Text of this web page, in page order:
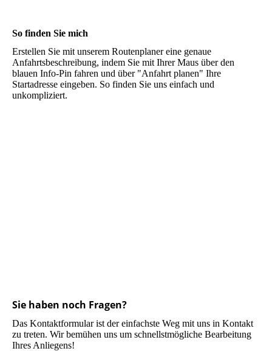
So finden Sie mich
Erstellen Sie mit unserem Routenplaner eine genaue
Anfahrtsbeschreibung, indem Sie mit Ihrer Maus über den
blauen Info-Pin fahren und über "Anfahrt planen" Ihre
Startadresse eingeben. So finden Sie uns einfach und
unkompliziert.
Sie haben noch Fragen?
Das Kontaktformular ist der einfachste Weg mit uns in Kontakt
zu treten. Wir bemühen uns um schnellstmögliche Bearbeitung
Ihres Anliegens!